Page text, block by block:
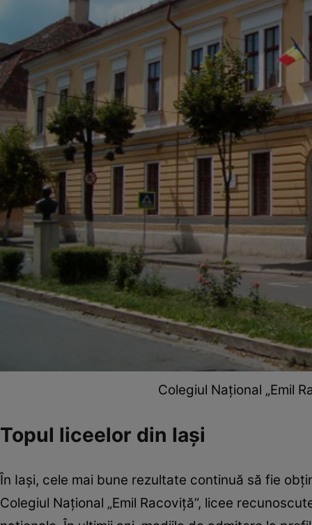
Colegiul Național „Emil
Topul liceelor din Iași
În Iași, cele mai bune rezultate continuă să fie
Colegiul Național „Emil Racoviță”, licee